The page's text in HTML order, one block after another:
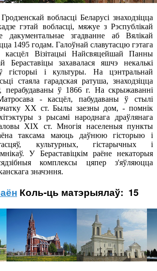
вобласці Беларусі знаходзіцца
гэтай вобласці, мяжуе з Рэспублікай
згадванне аб Вялікай
1495 годам. Галоўнай славутасцю гэтага
касцёл Візітацыі Найсвяцейшай Панны
захавалася яшчэ некалькі
гісторыі і культуры. На цэнтральнай
стаяла гарадская ратуша, знаходзіцца
перабудаваны ў 1866 г. На скрыжаванні
- касцёл, пабудаваны ў стылі
XX ст. Былы заезны дом, - помнік
з рысамі народнага драўлянага
XIX ст. Многія населеныя пункты
таксама маюць даўнюю гісторыю і
культурных, гістарычных і
У Бераставіцкім раёне некаторыя
комплексы цяпер з'яўляюцца
значэння.
Коль-ць матэрыялаў: 15